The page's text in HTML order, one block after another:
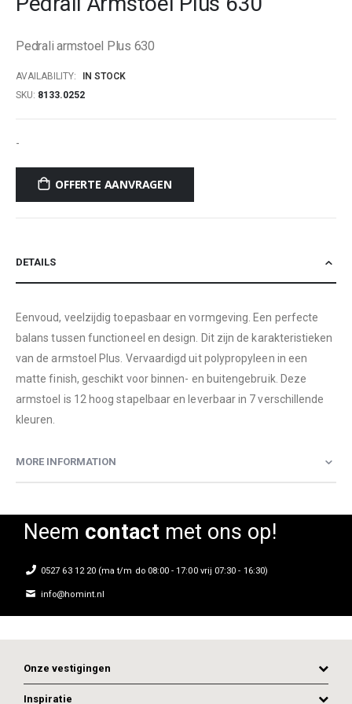
the
gallery
Pedrali armstoel Plus 630
AVAILABILITY:
IN STOCK
SKU 8133.0252
-
OFFERTE AANVRAGEN
DETAILS
Eenvoud, veelzijdig toepasbaar en vormgeving. Een perfecte
balans tussen functioneel en design. Dit zijn de karakteristieken
van de armstoel Plus. Vervaardigd uit polypropyleen in een
matte finish, geschikt voor binnen- en buitengebruik. Deze
armstoel is 12 hoog stapelbaar en leverbaar in 7 verschillende
kleuren.
MORE INFORMATION
Neem contactmet ons op!
0527 63 12 20 (ma t/m do 08:00 - 17:00 vrij 07:30 - 16:30)
info@homint.nl
Onze vestigingen
Inspiratie